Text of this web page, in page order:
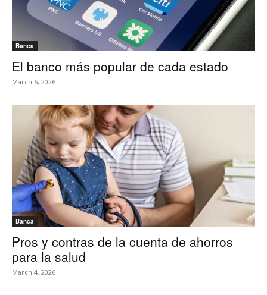
Banca
El banco más popular de cada estado
March 6, 2026
Banca
Pros y contras de la cuenta de ahorros
para la salud
March 4, 2026